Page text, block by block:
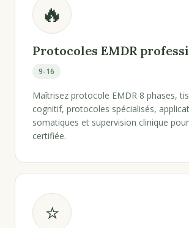
🔥
Protocoles EMDR
9-16
Maîtrisez protocole EMDR 8 phases,
cognitif, protocoles spécialisés,
somatiques et supervision clinique
certifiée.
⭐